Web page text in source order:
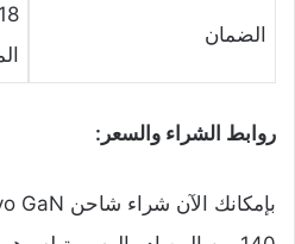
الضمان
روابط الشراء والسعر: